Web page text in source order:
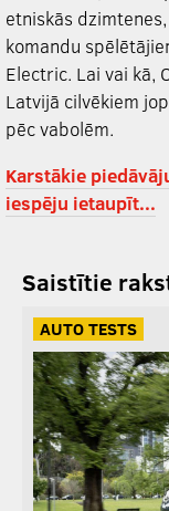
etniskās
komandu
Electric. Lai vai kā,
Latvijā cilvēkiem
pēc vabolēm.
Karstākie
iespēju ietaupīt...
Saistītie
AUTO TESTS